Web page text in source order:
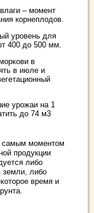
– момент
корнеплодов.
уровень для
400 до 500 мм.
в
в июле и
урожаи на 1
до 74 м3
самым моментом
продукции
либо
земли, либо
время и